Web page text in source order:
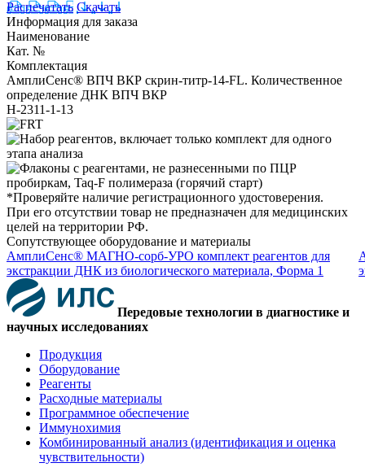
Распечатать Скачать
Информация для заказа
Наименование
Кат. №
Комплектация
АмплиСенс® ВПЧ ВКР скрин-титр-14-FL. Количественное
определение ДНК ВПЧ ВКР
H-2311-1-13
*Проверяйте наличие регистрационного удостоверения.
При его отсутствии товар не предназначен для медицинских
целей на территории РФ.
Сопутствующее оборудование и материалы
АмплиСенс® МАГНО-сорб-УРО комплект реагентов для
экстракции ДНК из биологического материала, Форма 1
Передовые технологии в диагностике и
научных исследованиях
Продукция
Оборудование
Реагенты
Расходные материалы
Программное обеспечение
Иммунохимия
Комбинированный анализ (идентификация и оценка
чувствительности)